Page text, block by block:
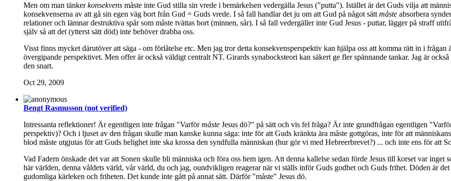
Men om man tänkerkonsekvens måste inte Gud stilla sin vrede i bemärkelsen vedergälla Jesus ("putta"). Istället är det Guds vilja att
konsekvenserna av att gå sin egen väg bort från Gud = Guds vrede. I så fall handlar det ju om att Gud på något sätt måste absorbera
relationer och lämnar destruktiva spår som måste tvättas bort (minnen, sår). I så fall vedergäller inte Gud Jesus - puttar, lägger på straff
själv så att det (ytterst sätt död) inte behöver drabba oss.
Visst finns mycket därutöver att säga - om förlåtelse etc. Men jag tror detta konsekvensperspektiv kan hjälpa oss att komma rätt in i
övergipande perspektivet. Men offer är också väldigt centralt NT. Girards synabocksteori kan säkert ge fler spännande tankar. Jag är
den snart.
Oct 29, 2009
Bengt Rasmusson (not verified)
Intressanta reflektioner! Är egentligen inte frågan "Varförmåste Jesus dö?" på sätt och vis fel fråga? Är inte grundfrågan egentligen
perspektiv)? Och i ljuset av den frågan skulle man kanske kunna säga: inte för att Guds kränkta ära måste gottgöras, inte för att
blod måste utgjutas för att Guds helighet inte ska krossa den syndfulla människan (hur gör vi med Hebreerbrevet?) ... och inte ens för att
Vad Fadern önskade det var att Sonen skulle bli människa och föra oss hem igen. Att denna kallelse sedan förde Jesus till korset var inget
här världen, denna våldets värld, vår värld, du och jag, oundvikligen reagerar när vi ställs inför Guds godhet och Guds frihet. Döden är
gudomliga kärleken och friheten. Det kunde inte gått på annat sätt. Därför "måste" Jesus dö.